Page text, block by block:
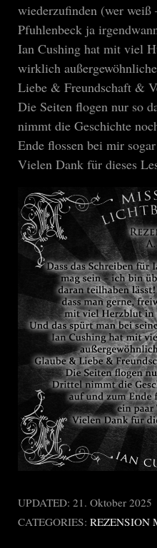
wiederzufinden (wer
Pfuhlenbeck ja
Ian Cushing hat mit viel
wirklich
Liebe & Freundschaft &
Die Seiten flogen nur so
nimmt die Geschichte
Ende flossen bei mir
Vielen Dank für dieses
UPDATED: 21. Oktober 2025
CATEGORIES: REZENSION